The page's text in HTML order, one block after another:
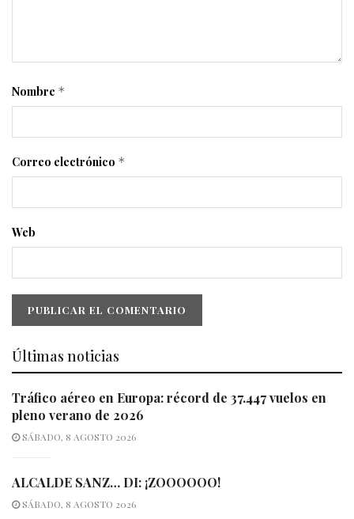
Nombre *
Correo electrónico *
Web
Últimas noticias
Tráfico aéreo en Europa: récord de 37.447 vuelos en
pleno verano de 2026
SÁBADO, 8 AGOSTO 2026
ALCALDE SANZ… DI: ¡ZOOOOOO!
SÁBADO, 8 AGOSTO 2026